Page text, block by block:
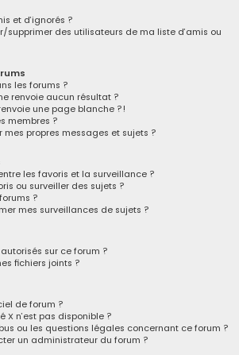
et d’ignorés ?
supprimer des utilisateurs de ma liste d’amis ou
les forums ?
renvoie aucun résultat ?
une page blanche ?!
membres ?
propres messages et sujets ?
les favoris et la surveillance ?
ou surveiller des sujets ?
?
mes surveillances de sujets ?
sur ce forum ?
fichiers joints ?
de forum ?
X n’est pas disponible ?
ou les questions légales concernant ce forum ?
un administrateur du forum ?